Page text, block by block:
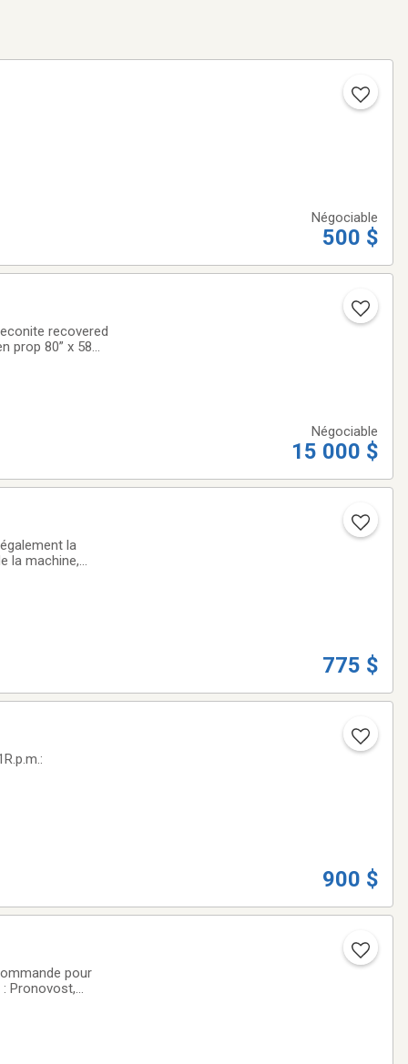
Négociable
500 $
recovered
80” x 58
Négociable
15 000 $
la
la machine,
775 $
900 $
pour
Pronovost,